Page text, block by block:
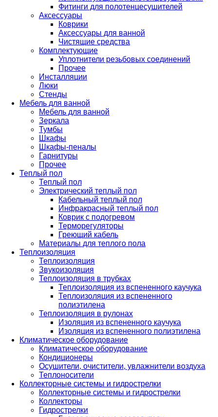
Фитинги для полотенцесушителей
Аксессуары
Коврики
Аксессуары для ванной
Чистящие средства
Комплектующие
Уплотнители резьбовых соединений
Прочее
Инсталляции
Люки
Стенды
Мебель для ванной
Мебель для ванной
Зеркала
Тумбы
Шкафы
Шкафы-пеналы
Гарнитуры
Прочее
Теплый пол
Теплый пол
Электрический теплый пол
Кабельный теплый пол
Инфракрасный теплый пол
Коврик с подогревом
Терморегуляторы
Греющий кабель
Материалы для теплого пола
Теплоизоляция
Теплоизоляция
Звукоизоляция
Теплоизоляция в трубках
Теплоизоляция из вспененного каучука
Теплоизоляция из вспененного
полиэтилена
Теплоизоляция в рулонах
Изоляция из вспененного каучука
Изоляция из вспененного полиэтилена
Климатическое оборудование
Климатическое оборудование
Кондиционеры
Осушители, очистители, увлажнители воздуха
Теплоносители
Коллекторные системы и гидрострелки
Коллекторные системы и гидрострелки
Коллекторы
Гидрострелки